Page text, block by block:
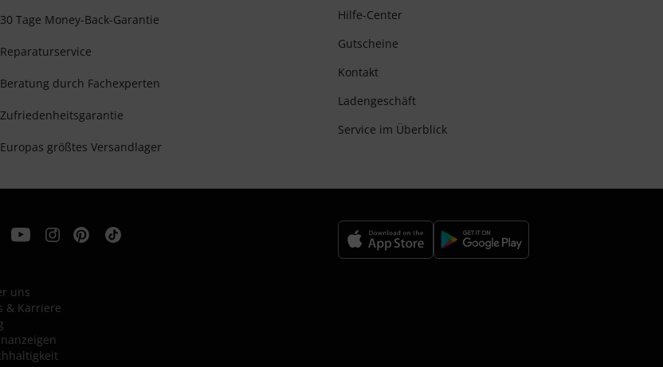
30 Tage Money-Back-Garantie
Reparaturservice
Beratung durch Fachexperten
Zufriedenheitsgarantie
Europas größtes Versandlager
Hilfe-Center
Gutscheine
Kontakt
Ladengeschäft
Service im Überblick
uns
& Karriere